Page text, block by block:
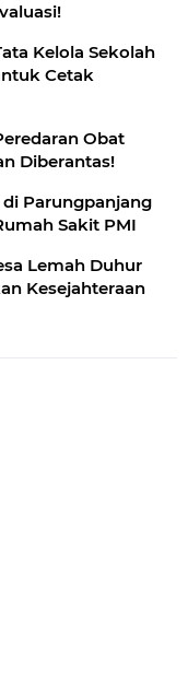
Kelola Sekolah
Cetak
Obat
Diberantas!
Parungpanjang
Sakit PMI
Lemah Duhur
Kesejahteraan